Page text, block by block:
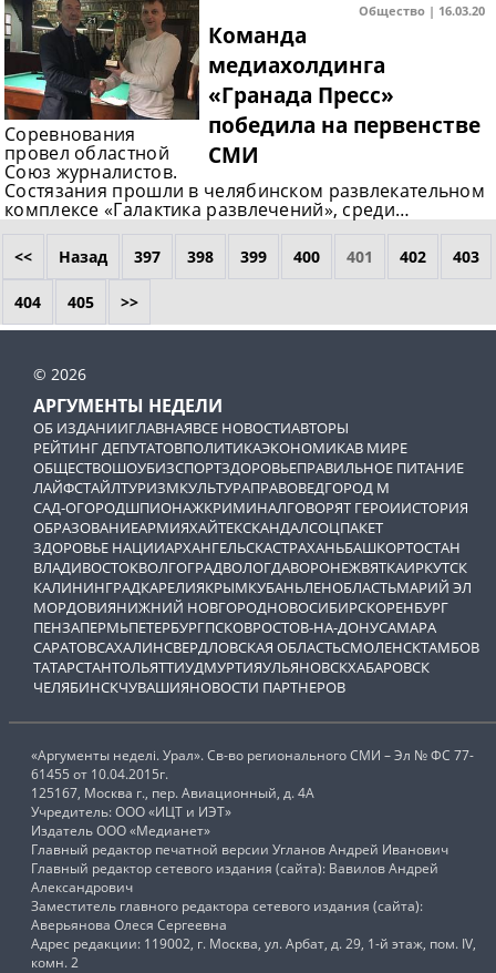
Общество | 16.03.20
Команда
медиахолдинга
«Гранада Пресс»
победила на первенстве
СМИ
Соревнования
провел областной
Союз журналистов.
Состязания прошли в челябинском развлекательном
комплексе «Галактика развлечений», среди…
<< Назад 397 398 399 400 401 402 403
404 405 >>
© 2026
АРГУМЕНТЫ НЕДЕЛИ
ОБ ИЗДАНИИГЛАВНАЯВСЕ НОВОСТИАВТОРЫ
РЕЙТИНГ ДЕПУТАТОВПОЛИТИКАЭКОНОМИКАВ МИРЕ
ОБЩЕСТВОШОУБИЗСПОРТЗДОРОВЬЕПРАВИЛЬНОЕ ПИТАНИЕ
ЛАЙФСТАЙЛТУРИЗМКУЛЬТУРАПРАВОВЕДГОРОД М
САД-ОГОРОДШПИОНАЖКРИМИНАЛГОВОРЯТ ГЕРОИИСТОРИЯ
ОБРАЗОВАНИЕАРМИЯХАЙТЕКСКАНДАЛСОЦПАКЕТ
ЗДОРОВЬЕ НАЦИИАРХАНГЕЛЬСКАСТРАХАНЬБАШКОРТОСТАН
ВЛАДИВОСТОКВОЛГОГРАДВОЛОГДАВОРОНЕЖВЯТКАИРКУТСК
КАЛИНИНГРАДКАРЕЛИЯКРЫМКУБАНЬЛЕНОБЛАСТЬМАРИЙ ЭЛ
МОРДОВИЯНИЖНИЙ НОВГОРОДНОВОСИБИРСКОРЕНБУРГ
ПЕНЗАПЕРМЬПЕТЕРБУРГПСКОВРОСТОВ-НА-ДОНУСАМАРА
САРАТОВСАХАЛИНСВЕРДЛОВСКАЯ ОБЛАСТЬСМОЛЕНСКТАМБОВ
ТАТАРСТАНТОЛЬЯТТИУДМУРТИЯУЛЬЯНОВСКХАБАРОВСК
ЧЕЛЯБИНСКЧУВАШИЯНОВОСТИ ПАРТНЕРОВ
«Аргументы неделi. Урал». Св-во регионального СМИ – Эл № ФС 77-
61455 от 10.04.2015г.
125167, Москва г., пер. Авиационный, д. 4А
Учредитель: ООО «ИЦТ и ИЭТ»
Издатель ООО «Медианет»
Главный редактор печатной версии Угланов Андрей Иванович
Главный редактор сетевого издания (сайта): Вавилов Андрей
Александрович
Заместитель главного редактора сетевого издания (сайта):
Аверьянова Олеся Сергеевна
Адрес редакции: 119002, г. Москва, ул. Арбат, д. 29, 1-й этаж, пом. IV,
комн. 2